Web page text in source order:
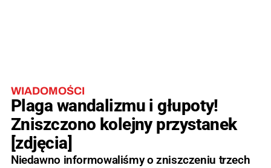
WIADOMOŚCI
Plaga wandalizmu i głupoty!
Zniszczono kolejny przystanek
[zdjęcia]
Niedawno informowaliśmy o zniszczeniu trzech